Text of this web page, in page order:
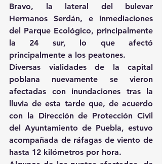
Bravo, la lateral del bulevar
Hermanos Serdán, e inmediaciones
del Parque Ecológico, principalmente
la 24 sur, lo que afectó
principalmente a los peatones.
Diversas vialidades de la capital
poblana nuevamente se vieron
afectadas con inundaciones tras la
lluvia de esta tarde que, de acuerdo
con la Dirección de Protección Civil
del Ayuntamiento de Puebla, estuvo
acompañada de ráfagas de viento de
hasta 12 kilómetros por hora.